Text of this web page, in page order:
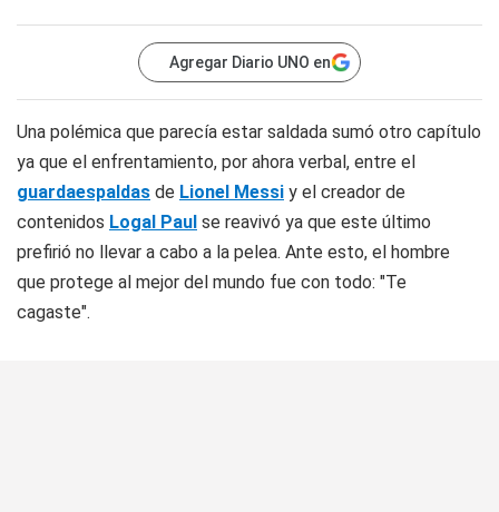
Agregar Diario UNO en
Una polémica que parecía estar saldada sumó otro capítulo
ya que el enfrentamiento, por ahora verbal, entre el
guardaespaldas de Lionel Messi y el creador de
contenidos Logal Paul se reavivó ya que este último
prefirió no llevar a cabo a la pelea. Ante esto, el hombre
que protege al mejor del mundo fue con todo: "Te
cagaste".